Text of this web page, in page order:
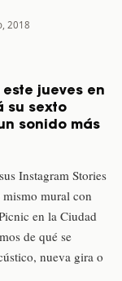
2018
jueves en
su sexto
sonido más
Instagram Stories
mismo mural con
en la Ciudad
de qué se
nueva gira o